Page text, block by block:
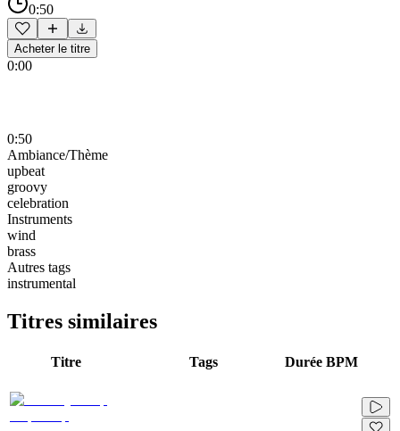
0:50
Acheter le titre
0:00
0:50
Ambiance/Thème
upbeat
groovy
celebration
Instruments
wind
brass
Autres tags
instrumental
Titres similaires
Titre Tags Durée BPM